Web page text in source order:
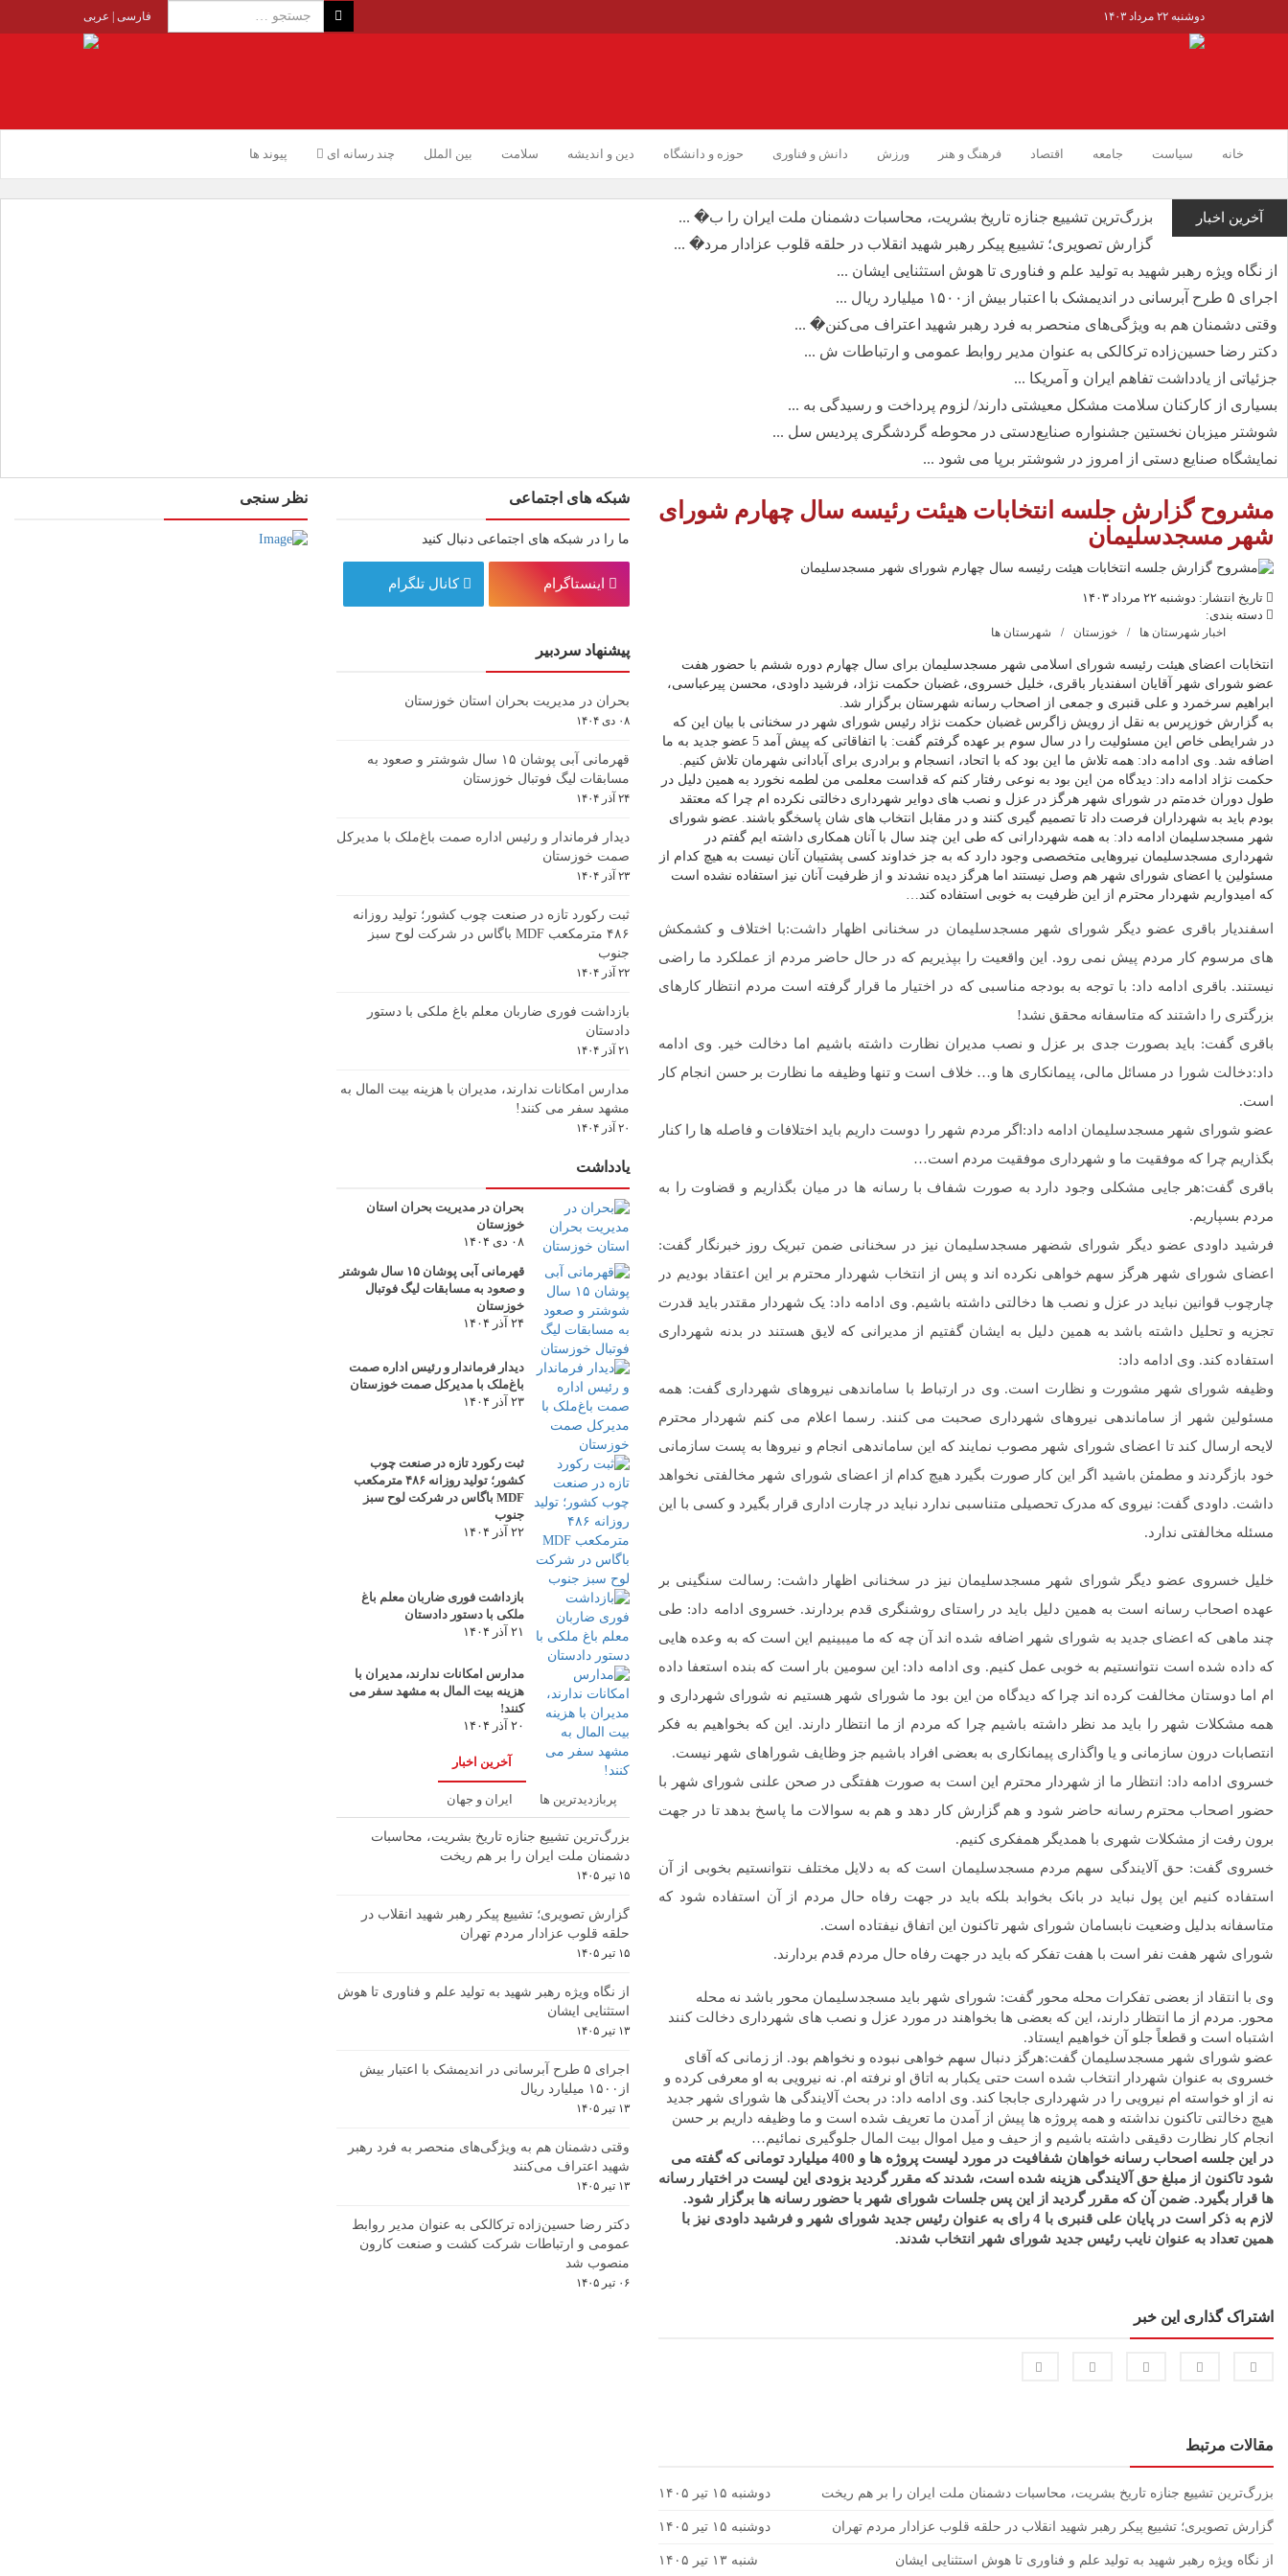
دوشنبه ۲۲ مرداد ۱۴۰۳ فارسی عربی
خانه سیاست جامعه اقتصاد فرهنگ و هنر ورزش دانش و فناوری حوزه و دانشگاه دین و اندیشه سلامت بین الملل چند رسانه ای پیوند ها
آخرین اخبار
بزرگ‌ترین تشییع جنازه تاریخ بشریت، محاسبات دشمنان ملت ایران را ب� ...
گزارش تصویری؛ تشییع پیکر رهبر شهید انقلاب در حلقه قلوب عزادار مرد� ...
از نگاه ویژه رهبر شهید به تولید علم و فناوری تا هوش استثنایی ایشان ...
اجرای ۵ طرح آبرسانی در اندیمشک با اعتبار بیش از۱۵۰۰ میلیارد ریال ...
وقتی دشمنان هم به ویژگی‌های منحصر به فرد رهبر شهید اعتراف می‌کنن� ...
دکتر رضا حسین‌زاده ترکالکی به عنوان مدیر روابط عمومی و ارتباطات ش ...
جزئیاتی از یادداشت تفاهم ایران و آمریکا ...
بسیاری از کارکنان سلامت مشکل معیشتی دارند/ لزوم پرداخت و رسیدگی به ...
شوشتر میزبان نخستین جشنواره صنایع‌دستی در محوطه گردشگری پردیس سل ...
نمایشگاه صنایع دستی از امروز در شوشتر برپا می شود ...
مشروح گزارش جلسه انتخابات هیئت رئیسه سال چهارم شورای
شهر مسجدسلیمان
تاریخ انتشار: دوشنبه ۲۲ مرداد ۱۴۰۳
دسته بندی:
اخبار شهرستان ها خوزستان شهرستان ها
انتخابات اعضای هیئت رئیسه شورای اسلامی شهر مسجدسلیمان برای سال چهارم دوره ششم با حضور هفت
عضو شورای شهر آقایان اسفندیار باقری، خلیل خسروی، غضبان حکمت نژاد، فرشید داودی، محسن پیرعباسی،
ابراهیم سرخمرد و علی قنبری و جمعی از اصحاب رسانه شهرستان برگزار شد.
به گزارش خوزپرس به نقل از رویش زاگرس غضبان حکمت نژاد رئیس شورای شهر در سخنانی با بیان این که
در شرایطی خاص این مسئولیت را در سال سوم بر عهده گرفتم گفت: با اتفاقاتی که پیش آمد 5 عضو جدید به ما
اضافه شد. وی ادامه داد: همه تلاش ما این بود که با اتحاد، انسجام و برادری برای آبادانی شهرمان تلاش کنیم.
حکمت نژاد ادامه داد: دیدگاه من این بود به نوعی رفتار کنم که قداست معلمی من لطمه نخورد به همین دلیل در
طول دوران خدمتم در شورای شهر هرگز در عزل و نصب های دوایر شهرداری دخالتی نکرده ام چرا که معتقد
بودم باید به شهرداران فرصت داد تا تصمیم گیری کنند و در مقابل انتخاب های شان پاسخگو باشند. عضو شورای
شهر مسجدسلیمان ادامه داد: به همه شهردارانی که طی این چند سال با آنان همکاری داشته ایم گفتم در
شهرداری مسجدسلیمان نیروهایی متخصصی وجود دارد که به جز خداوند کسی پشتیبان آنان نیست به هیچ کدام از
مسئولین یا اعضای شورای شهر هم وصل نیستند اما هرگز دیده نشدند و از ظرفیت آنان نیز استفاده نشده است
که امیدواریم شهردار محترم از این ظرفیت به خوبی استفاده کند…
اسفندیار باقری عضو دیگر شورای شهر مسجدسلیمان در سخنانی اظهار داشت:با اختلاف و کشمکش
های مرسوم کار مردم پیش نمی رود. این واقعیت را بپذیریم که در حال حاضر مردم از عملکرد ما راضی
نیستند. باقری ادامه داد: با توجه به بودجه مناسبی که در اختیار ما قرار گرفته است مردم انتظار کارهای
بزرگتری را داشتند که متاسفانه محقق نشد!
باقری گفت: باید بصورت جدی بر عزل و نصب مدیران نظارت داشته باشیم اما دخالت خیر. وی ادامه
داد:دخالت شورا در مسائل مالی، پیمانکاری ها و… خلاف است و تنها وظیفه ما نظارت بر حسن انجام کار
است.
عضو شورای شهر مسجدسلیمان ادامه داد:اگر مردم شهر را دوست داریم باید اختلافات و فاصله ها را کنار
بگذاریم چرا که موفقیت ما و شهرداری موفقیت مردم است…
باقری گفت:هر جایی مشکلی وجود دارد به صورت شفاف با رسانه ها در میان بگذاریم و قضاوت را به
مردم بسپاریم.
فرشید داودی عضو دیگر شورای شضهر مسجدسلیمان نیز در سخنانی ضمن تبریک روز خبرنگار گفت:
اعضای شورای شهر هرگز سهم خواهی نکرده اند و پس از انتخاب شهردار محترم بر این اعتقاد بودیم در
چارچوب قوانین نباید در عزل و نصب ها دخالتی داشته باشیم. وی ادامه داد: یک شهردار مقتدر باید قدرت
تجزیه و تحلیل داشته باشد به همین دلیل به ایشان گفتیم از مدیرانی که لایق هستند در بدنه شهرداری
استفاده کند. وی ادامه داد:
وظیفه شورای شهر مشورت و نظارت است. وی در ارتباط با ساماندهی نیروهای شهرداری گفت: همه
مسئولین شهر از ساماندهی نیروهای شهرداری صحبت می کنند. رسما اعلام می کنم شهردار محترم
لایحه ارسال کند تا اعضای شورای شهر مصوب نمایند که این ساماندهی انجام و نیروها به پست سازمانی
خود بازگردند و مطمئن باشید اگر این کار صورت بگیرد هیچ کدام از اعضای شورای شهر مخالفتی نخواهد
داشت. داودی گفت: نیروی که مدرک تحصیلی متناسبی ندارد نباید در چارت اداری قرار بگیرد و کسی با این
مسئله مخالفتی ندارد.
خلیل خسروی عضو دیگر شورای شهر مسجدسلیمان نیز در سخنانی اظهار داشت: رسالت سنگینی بر
عهده اصحاب رسانه است به همین دلیل باید در راستای روشنگری قدم بردارند. خسروی ادامه داد: طی
چند ماهی که اعضای جدید به شورای شهر اضافه شده اند آن چه که ما میبینیم این است که به وعده هایی
که داده شده است نتوانستیم به خوبی عمل کنیم. وی ادامه داد: این سومین بار است که بنده استعفا داده
ام اما دوستان مخالفت کرده اند چرا که دیدگاه من این بود ما شورای شهر هستیم نه شورای شهرداری و
همه مشکلات شهر را باید مد نظر داشته باشیم چرا که مردم از ما انتظار دارند. این که بخواهیم به فکر
انتصابات درون سازمانی و یا واگذاری پیمانکاری به بعضی افراد باشیم جز وظایف شوراهای شهر نیست.
خسروی ادامه داد: انتظار ما از شهردار محترم این است به صورت هفتگی در صحن علنی شورای شهر با
حضور اصحاب محترم رسانه حاضر شود و هم گزارش کار دهد و هم به سوالات ما پاسخ بدهد تا در جهت
برون رفت از مشکلات شهری با همدیگر همفکری کنیم.
خسروی گفت: حق آلایندگی سهم مردم مسجدسلیمان است که به دلایل مختلف نتوانستیم بخوبی از آن
استفاده کنیم این پول نباید در بانک بخوابد بلکه باید در جهت رفاه حال مردم از آن استفاده شود که
متاسفانه بدلیل وضعیت نابسامان شورای شهر تاکنون این اتفاق نیفتاده است.
شورای شهر هفت نفر است با هفت تفکر که باید در جهت رفاه حال مردم قدم بردارند.
وی با انتقاد از بعضی تفکرات محله محور گفت: شورای شهر باید مسجدسلیمان محور باشد نه محله
محور. مردم از ما انتظار دارند، این که بعضی ها بخواهند در مورد عزل و نصب های شهرداری دخالت کنند
اشتباه است و قطعاً جلو آن خواهیم ایستاد.
عضو شورای شهر مسجدسلیمان گفت:هرگز دنبال سهم خواهی نبوده و نخواهم بود. از زمانی که آقای
خسروی به عنوان شهردار انتخاب شده است حتی یکبار به اتاق او نرفته ام. نه نیرویی به او معرفی کرده و
نه از او خواسته ام نیرویی را در شهرداری جابجا کند. وی ادامه داد: در بحث آلایندگی ها شورای شهر جدید
هیچ دخالتی تاکنون نداشته و همه پروژه ها پیش از آمدن ما تعریف شده است و ما وظیفه داریم بر حسن
انجام کار نظارت دقیقی داشته باشیم و از حیف و میل اموال بیت المال جلوگیری نمائیم…
در این جلسه اصحاب رسانه خواهان شفافیت در مورد لیست پروژه ها و 400 میلیارد تومانی که گفته می
شود تاکنون از مبلغ حق آلایندگی هزینه شده است، شدند که مقرر گردید بزودی این لیست در اختیار رسانه
ها قرار بگیرد. ضمن آن که مقرر گردید از این پس جلسات شورای شهر با حضور رسانه ها برگزار شود.
لازم به ذکر است در پایان علی قنبری با 4 رای به عنوان رئیس جدید شورای شهر و فرشید داودی نیز با
همین تعداد به عنوان نایب رئیس جدید شورای شهر انتخاب شدند.
اشتراک گذاری این خبر
مقالات مرتبط
بزرگ‌ترین تشییع جنازه تاریخ بشریت، محاسبات دشمنان ملت ایران را بر هم ریخت دوشنبه ۱۵ تیر ۱۴۰۵
گزارش تصویری؛ تشییع پیکر رهبر شهید انقلاب در حلقه قلوب عزادار مردم تهران دوشنبه ۱۵ تیر ۱۴۰۵
از نگاه ویژه رهبر شهید به تولید علم و فناوری تا هوش استثنایی ایشان شنبه ۱۳ تیر ۱۴۰۵
شبکه های اجتماعی
ما را در شبکه های اجتماعی دنبال کنید
اینستاگرام کانال تلگرام
پیشنهاد سردبیر
بحران در مدیریت بحران استان خوزستان
۰۸ دی ۱۴۰۴
قهرمانی آبی پوشان ۱۵ سال شوشتر و صعود به
مسابقات لیگ فوتبال خوزستان
۲۴ آذر ۱۴۰۴
دیدار فرماندار و رئیس اداره صمت باغ‌ملک با مدیرکل
صمت خوزستان
۲۳ آذر ۱۴۰۴
ثبت رکورد تازه در صنعت چوب کشور؛ تولید روزانه
۴۸۶ مترمکعب MDF باگاس در شرکت لوح سبز
جنوب
۲۲ آذر ۱۴۰۴
بازداشت فوری ضاربان معلم باغ ملکی با دستور
دادستان
۲۱ آذر ۱۴۰۴
مدارس امکانات ندارند، مدیران با هزینه بیت المال به
مشهد سفر می کنند!
۲۰ آذر ۱۴۰۴
یادداشت
بحران در مدیریت بحران استان
خوزستان
۰۸ دی ۱۴۰۴
قهرمانی آبی پوشان ۱۵ سال شوشتر
و صعود به مسابقات لیگ فوتبال
خوزستان
۲۴ آذر ۱۴۰۴
دیدار فرماندار و رئیس اداره صمت
باغ‌ملک با مدیرکل صمت خوزستان
۲۳ آذر ۱۴۰۴
ثبت رکورد تازه در صنعت چوب
کشور؛ تولید روزانه ۴۸۶ مترمکعب
MDF باگاس در شرکت لوح سبز
جنوب
۲۲ آذر ۱۴۰۴
بازداشت فوری ضاربان معلم باغ
ملکی با دستور دادستان
۲۱ آذر ۱۴۰۴
مدارس امکانات ندارند، مدیران با
هزینه بیت المال به مشهد سفر می
کنند!
۲۰ آذر ۱۴۰۴
آخرین اخبار
پربازدیدترین ها ایران و جهان
بزرگ‌ترین تشییع جنازه تاریخ بشریت، محاسبات
دشمنان ملت ایران را بر هم ریخت
۱۵ تیر ۱۴۰۵
گزارش تصویری؛ تشییع پیکر رهبر شهید انقلاب در
حلقه قلوب عزادار مردم تهران
۱۵ تیر ۱۴۰۵
از نگاه ویژه رهبر شهید به تولید علم و فناوری تا هوش
استثنایی ایشان
۱۳ تیر ۱۴۰۵
اجرای ۵ طرح آبرسانی در اندیمشک با اعتبار بیش
از۱۵۰۰ میلیارد ریال
۱۳ تیر ۱۴۰۵
وقتی دشمنان هم به ویژگی‌های منحصر به فرد رهبر
شهید اعتراف می‌کنند
۱۳ تیر ۱۴۰۵
دکتر رضا حسین‌زاده ترکالکی به عنوان مدیر روابط
عمومی و ارتباطات شرکت کشت و صنعت کارون
منصوب شد
۰۶ تیر ۱۴۰۵
نظر سنجی